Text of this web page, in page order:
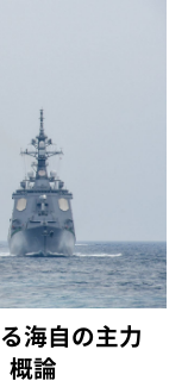
海自の主力
論